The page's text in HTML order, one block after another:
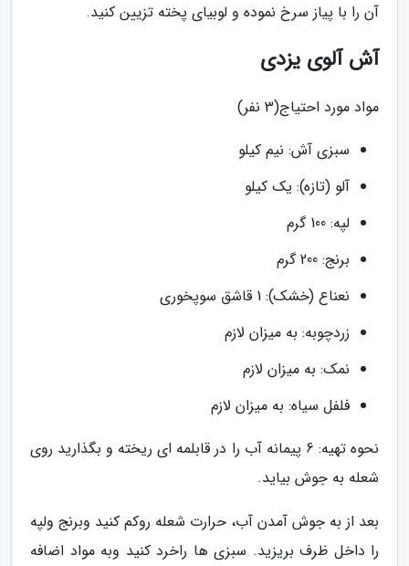
آن را با پیاز سرخ نموده و لوبیای پخته تزیین کنید.
آش آلوی یزدی
مواد مورد احتیاج(3 نفر)
سبزی آش: نیم کیلو
آلو (تازه): یک کیلو
لپه: 100 گرم
برنج: 200 گرم
نعناع (خشک): 1 قاشق سوپخوری
زردچوبه: به میزان لازم
نمک: به میزان لازم
فلفل سیاه: به میزان لازم
نحوه تهیه: 6 پیمانه آب را در قابلمه ای ریخته و بگذارید روی
شعله به جوش بیاید.
بعد از به جوش آمدن آب، حرارت شعله روکم کنید وبرنج ولپه
را داخل ظرف بریزید. سبزی ها راخرد کنید وبه مواد اضافه